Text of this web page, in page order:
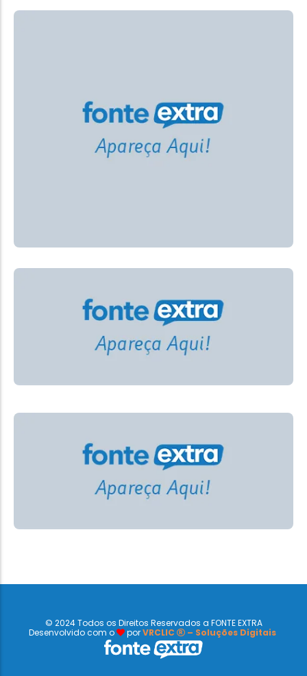
© 2024 Todos os Direitos Reservados a FONTE EXTRA
Desenvolvido com o
porVRCLIC – Soluções Digitais